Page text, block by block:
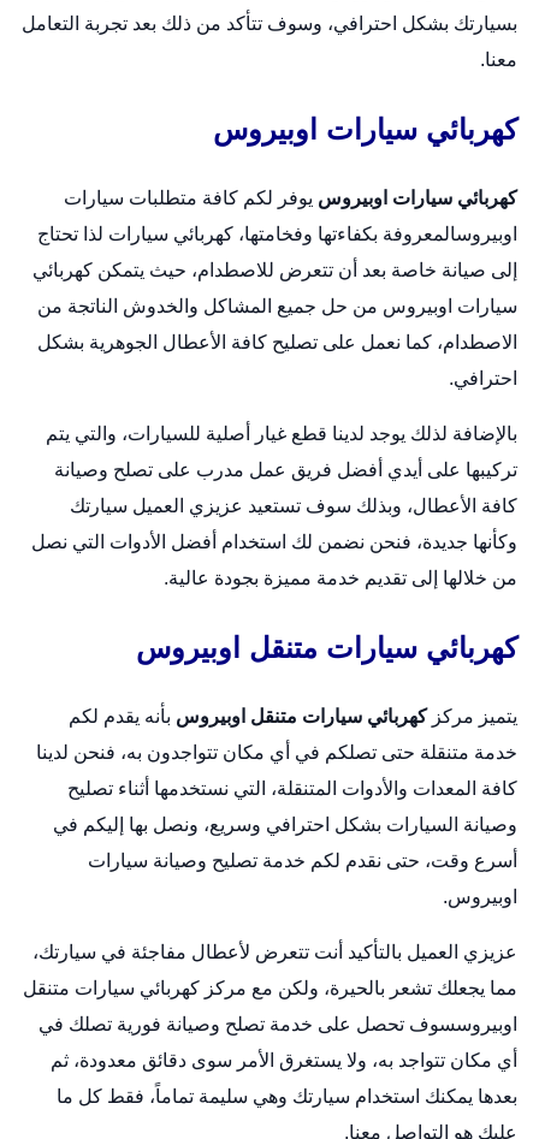
بسيارتك بشكل احترافي، وسوف تتأكد من ذلك بعد تجربة التعامل
معنا.
كهربائي سيارات اوبيروس
كهربائي سيارات اوبيروس يوفر لكم كافة متطلبات سيارات
اوبيروسالمعروفة بكفاءتها وفخامتها، كهربائي سيارات لذا تحتاج
إلى صيانة خاصة بعد أن تتعرض للاصطدام، حيث يتمكن كهربائي
سيارات اوبيروس من حل جميع المشاكل والخدوش الناتجة من
الاصطدام، كما نعمل على تصليح كافة الأعطال الجوهرية بشكل
احترافي.
بالإضافة لذلك يوجد لدينا قطع غيار أصلية للسيارات، والتي يتم
تركيبها على أيدي أفضل فريق عمل مدرب على تصلح وصيانة
كافة الأعطال، وبذلك سوف تستعيد عزيزي العميل سيارتك
وكأنها جديدة، فنحن نضمن لك استخدام أفضل الأدوات التي نصل
من خلالها إلى تقديم خدمة مميزة بجودة عالية.
كهربائي سيارات متنقل اوبيروس
يتميز مركزكهربائي سيارات متنقل اوبيروس بأنه يقدم لكم
خدمة متنقلة حتى تصلكم في أي مكان تتواجدون به، فنحن لدينا
كافة المعدات والأدوات المتنقلة، التي نستخدمها أثناء تصليح
وصيانة السيارات بشكل احترافي وسريع، ونصل بها إليكم في
أسرع وقت، حتى نقدم لكم خدمة تصليح وصيانة سيارات
اوبيروس.
عزيزي العميل بالتأكيد أنت تتعرض لأعطال مفاجئة في سيارتك،
مما يجعلك تشعر بالحيرة، ولكن مع مركز كهربائي سيارات متنقل
اوبيروسسوف تحصل على خدمة تصلح وصيانة فورية تصلك في
أي مكان تتواجد به، ولا يستغرق الأمر سوى دقائق معدودة، ثم
بعدها يمكنك استخدام سيارتك وهي سليمة تماماً، فقط كل ما
عليك هو التواصل معنا.